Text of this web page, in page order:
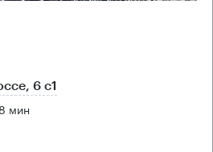
6 с1
8 мин